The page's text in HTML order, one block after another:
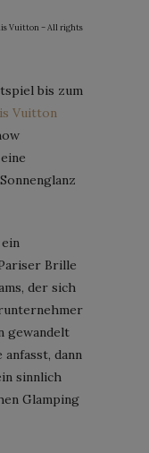
Vuitton – All rights
bis zum
Vuitton
Brille
der sich
gewandelt
dann
sinnlich
Glamping